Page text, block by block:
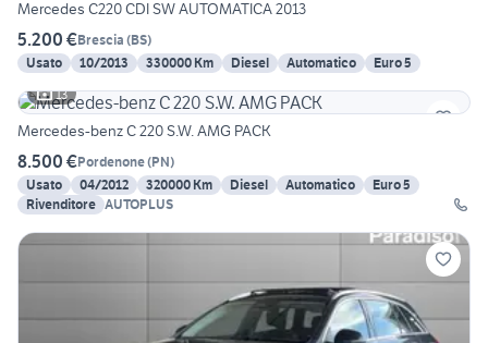
Mercedes C220 CDI SW AUTOMATICA 2013
5.200 €Brescia (BS)
Usato
10/2013 330000 Km Diesel Automatico
Euro 5
13
Mercedes-benz C 220 S.W. AMG PACK
8.500 €Pordenone(PN)
Usato
04/2012 320000 Km Diesel Automatico
Euro 5
Rivenditore AUTOPLUS